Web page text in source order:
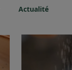
Actualité